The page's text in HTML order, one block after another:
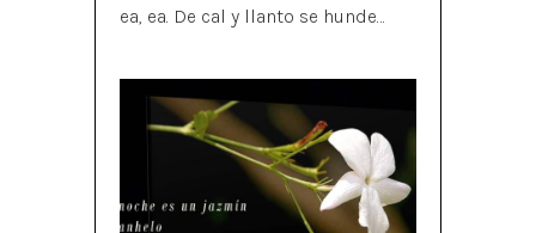
ea, ea. De cal y llanto se hunde…